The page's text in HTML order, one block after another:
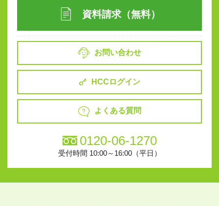
資料請求（無料）
お問い合わせ
HCCログイン
よくある質問
0120-06-1270
受付時間 10:00～16:00（平日）